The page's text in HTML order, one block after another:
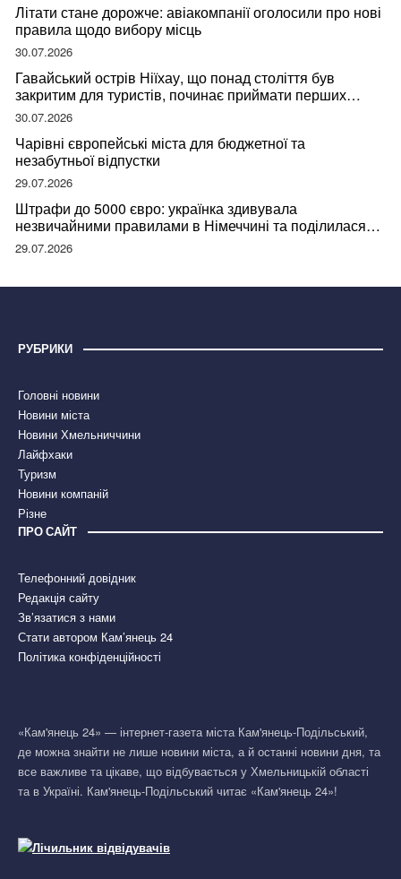
Літати стане дорожче: авіакомпанії оголосили про нові
правила щодо вибору місць
30.07.2026
Гавайський острів Ніїхау, що понад століття був
закритим для туристів, починає приймати перших
відвідувачів
30.07.2026
Чарівні європейські міста для бюджетної та
незабутньої відпустки
29.07.2026
Штрафи до 5000 євро: українка здивувала
незвичайними правилами в Німеччині та поділилася
правдою
29.07.2026
РУБРИКИ
Головні новини
Новини міста
Новини Хмельниччини
Лайфхаки
Туризм
Новини компаній
Різне
ПРО САЙТ
Телефонний довідник
Редакція сайту
Зв’язатися з нами
Стати автором Кам’янець 24
Політика конфіденційності
«Кам'янець 24» — інтернет-газета міста Кам'янець-Подільський,
де можна знайти не лише новини міста, а й останні новини дня, та
все важливе та цікаве, що відбувається у Хмельницькій області
та в Україні. Кам'янець-Подільський читає «Кам'янець 24»!